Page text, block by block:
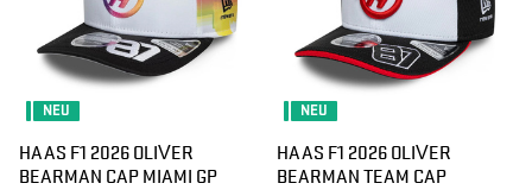
NEU
HAAS F1 2026 OLIVER
BEARMAN CAP MIAMI GP
NEU
HAAS F1 2026 OLIVER
BEARMAN TEAM CAP